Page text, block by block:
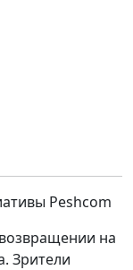
Peshсom
на
Зрители